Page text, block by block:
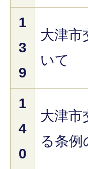
1
3
9
大津市
いて
1
4
0
大津市
る条例